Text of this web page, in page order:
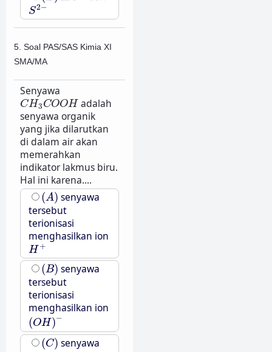
S2−
S2−
5. Soal PAS/SAS Kimia XI
SMA/MA
Senyawa
CH3COOH
CH3COOH adalah
senyawa organik
yang jika dilarutkan
di dalam air akan
memerahkan
indikator lakmus biru.
Hal ini karena....
(A)
(A) senyawa
tersebut
terionisasi
menghasilkan ion
H +
H+
(B)
(B) senyawa
tersebut
terionisasi
menghasilkan ion
(OH)−
(OH)−
(C)
(C) senyawa